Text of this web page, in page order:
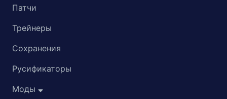
Патчи
Трейнеры
Сохранения
Русификаторы
Моды